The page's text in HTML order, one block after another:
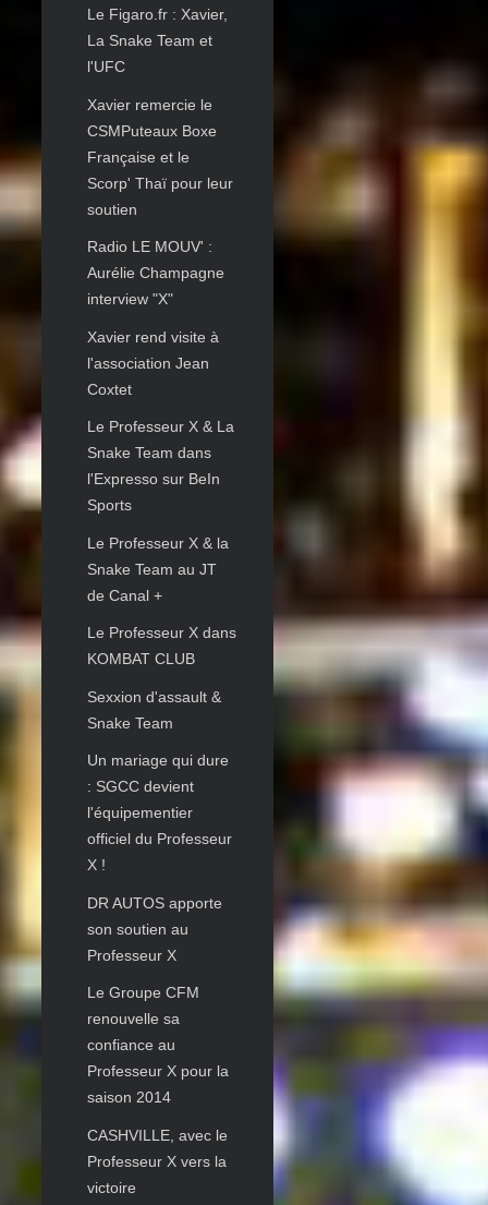
Le Figaro.fr : Xavier,
La Snake Team et
l'UFC
Xavier remercie le
CSMPuteaux Boxe
Française et le
Scorp' Thaï pour leur
soutien
Radio LE MOUV' :
Aurélie Champagne
interview "X"
Xavier rend visite à
l'association Jean
Coxtet
Le Professeur X & La
Snake Team dans
l'Expresso sur BeIn
Sports
Le Professeur X & la
Snake Team au JT
de Canal +
Le Professeur X dans
KOMBAT CLUB
Sexxion d'assault &
Snake Team
Un mariage qui dure
: SGCC devient
l'équipementier
officiel du Professeur
X !
DR AUTOS apporte
son soutien au
Professeur X
Le Groupe CFM
renouvelle sa
confiance au
Professeur X pour la
saison 2014
CASHVILLE, avec le
Professeur X vers la
victoire